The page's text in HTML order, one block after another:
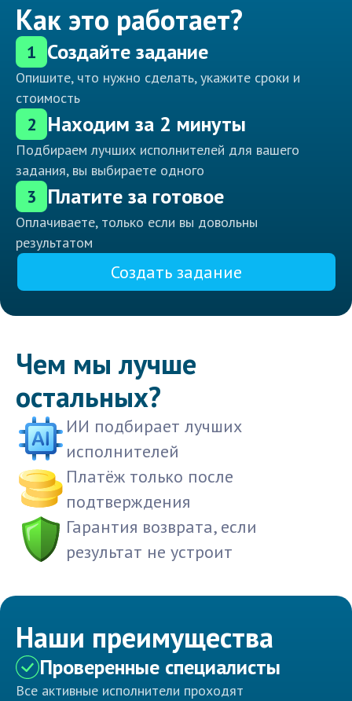
Как это работает?
1 Создайте задание
Опишите, что нужно сделать, укажите сроки и
стоимость
2 Находим за 2 минуты
Подбираем лучших исполнителей для вашего
задания, вы выбираете одного
3 Платите за готовое
Оплачиваете, только если вы довольны
результатом
Создать задание
Чем мы лучше
остальных?
ИИ подбирает лучших
исполнителей
Платёж только после
подтверждения
Гарантия возврата, если
результат не устроит
Наши преимущества
Проверенные специалисты
Все активные исполнители проходят